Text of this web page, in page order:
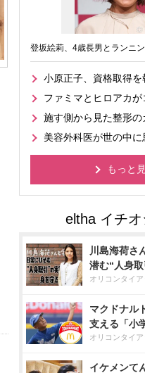
登坂絵莉、4歳長男とランニ
小原正子、資格取得を
ファミマとヒロアカが
施す側から見た整形
美容外科医が世の中に
もっと
川島海荷さ
潜む“人身
オリコンタイ
マクドナル
支える「小
オリコンタイ
イケメンて